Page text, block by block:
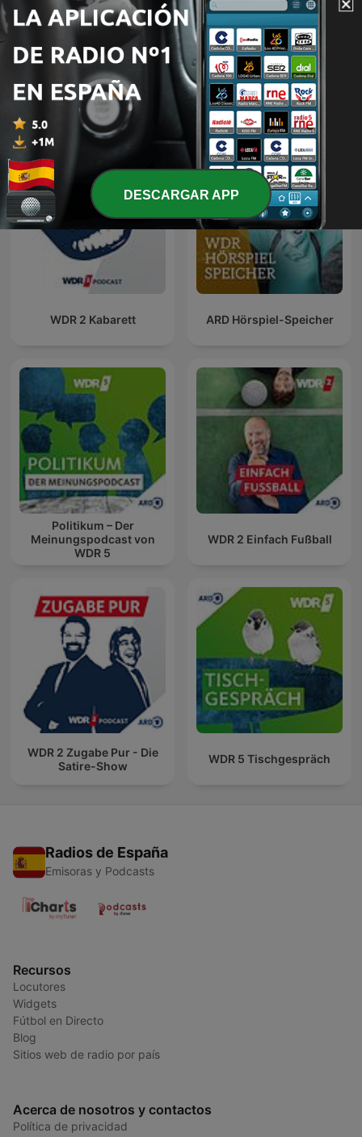
WDR Zeitzeichen
WDR 5 Das
philosophische Radio
WDR 2 Kabarett ARD Hörspiel-Speicher
Politikum – Der
Meinungspodcast von
WDR 5
WDR 2 Einfach Fußball
WDR 2 Zugabe Pur - Die
Satire-Show
WDR 5 Tischgespräch
Radios de España
Emisoras y Podcasts
Recursos
Locutores
Widgets
Fútbol en Directo
Blog
Sitios web de radio por país
Acerca de nosotros y contactos
Política de privacidad
DESCARGAR APP